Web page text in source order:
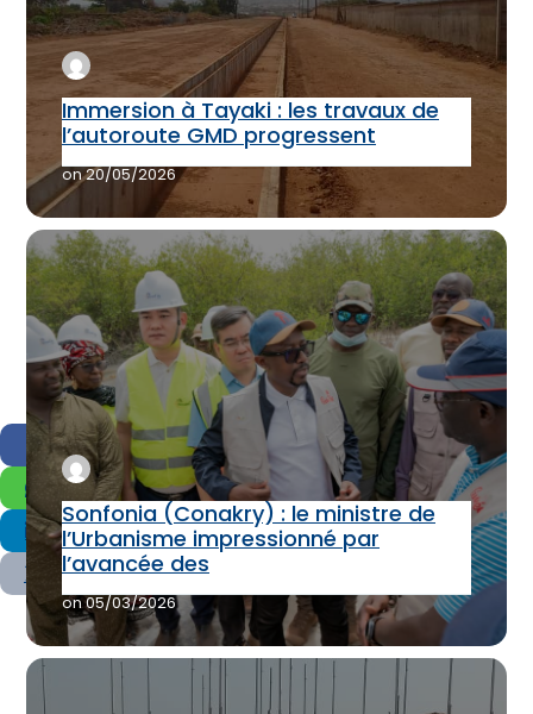
Immersion à Tayaki : les travaux de
l’autoroute GMD progressent
on20/05/2026
Sonfonia (Conakry) : le ministre de
l’Urbanisme impressionné par
l’avancée des
on05/03/2026